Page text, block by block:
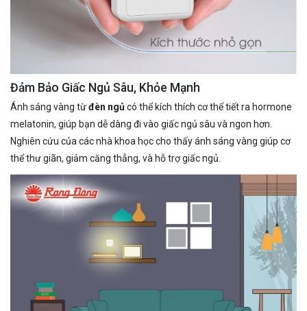
Đảm Bảo Giấc Ngủ Sâu, Khỏe Mạnh
Ánh sáng vàng từđèn ngủcó thể kích thích cơ thể tiết ra hormone
melatonin, giúp bạn dễ dàng đi vào giấc ngủ sâu và ngon hơn.
Nghiên cứu của các nhà khoa học cho thấy ánh sáng vàng giúp cơ
thể thư giãn, giảm căng thẳng, và hỗ trợ giấc ngủ.